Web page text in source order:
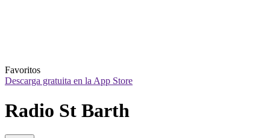
Favoritos
Descarga gratuita en la App Store
Radio St Barth